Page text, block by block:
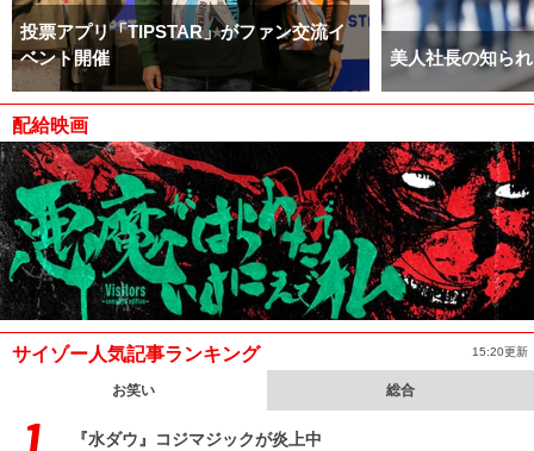
投票アプリ「TIPSTAR」がファン交流イ
ベント開催
美人社長の知ら
配給映画
サイゾー人気記事ランキング 15:20更新
お笑い 総合
『水ダウ』コジマジックが炎上中